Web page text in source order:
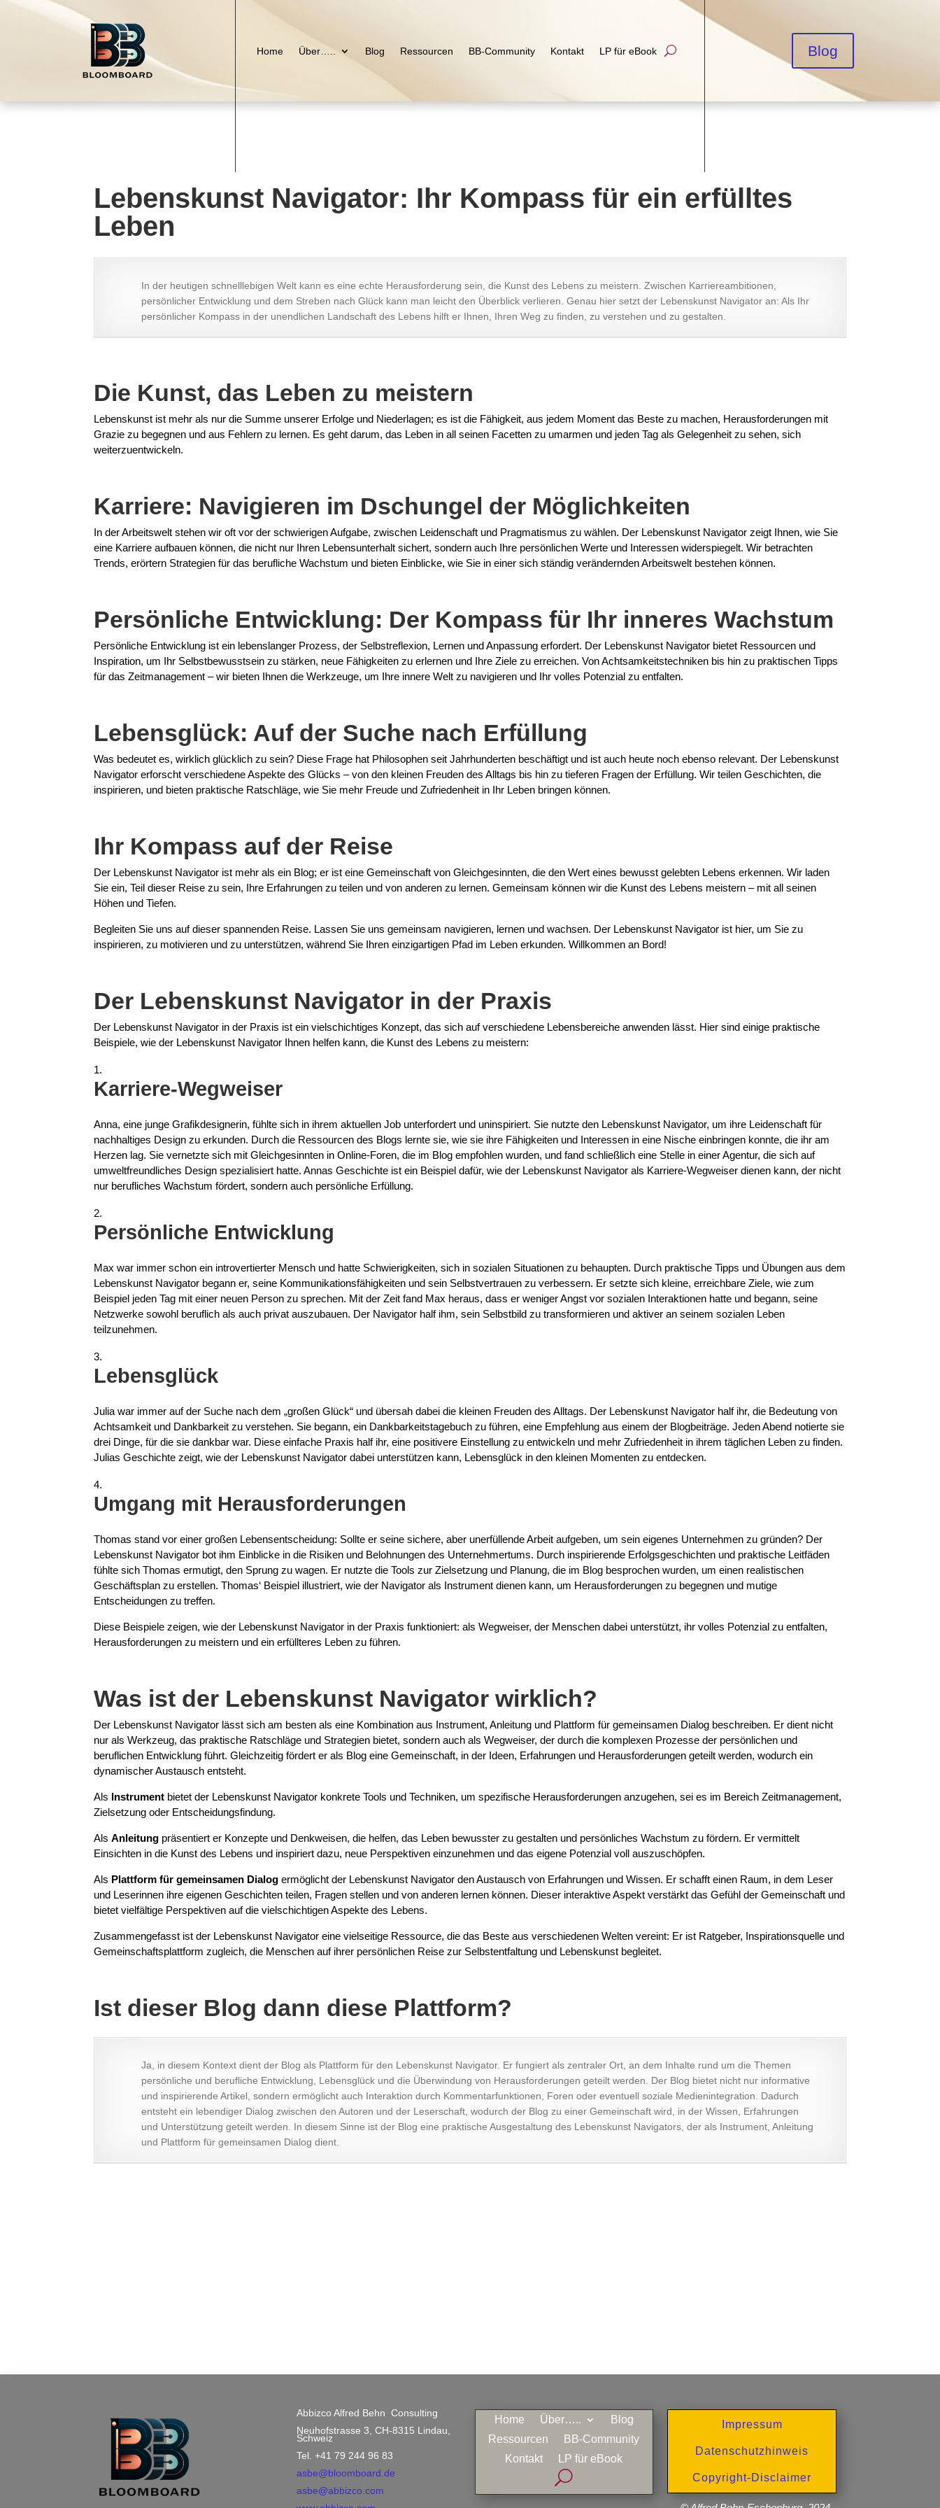
Home Über….. Blog Ressourcen BB-Community Kontakt LP für eBook Blog
Lebenskunst Navigator: Ihr Kompass für ein erfülltes
Leben
In der heutigen schnelllebigen Welt kann es eine echte Herausforderung sein, die Kunst des Lebens zu meistern. Zwischen Karriereambitionen,
persönlicher Entwicklung und dem Streben nach Glück kann man leicht den Überblick verlieren. Genau hier setzt der Lebenskunst Navigator an: Als Ihr
persönlicher Kompass in der unendlichen Landschaft des Lebens hilft er Ihnen, Ihren Weg zu finden, zu verstehen und zu gestalten.
Die Kunst, das Leben zu meistern
Lebenskunst ist mehr als nur die Summe unserer Erfolge und Niederlagen; es ist die Fähigkeit, aus jedem Moment das Beste zu machen, Herausforderungen mit
Grazie zu begegnen und aus Fehlern zu lernen. Es geht darum, das Leben in all seinen Facetten zu umarmen und jeden Tag als Gelegenheit zu sehen, sich
weiterzuentwickeln.
Karriere: Navigieren im Dschungel der Möglichkeiten
In der Arbeitswelt stehen wir oft vor der schwierigen Aufgabe, zwischen Leidenschaft und Pragmatismus zu wählen. Der Lebenskunst Navigator zeigt Ihnen, wie Sie
eine Karriere aufbauen können, die nicht nur Ihren Lebensunterhalt sichert, sondern auch Ihre persönlichen Werte und Interessen widerspiegelt. Wir betrachten
Trends, erörtern Strategien für das berufliche Wachstum und bieten Einblicke, wie Sie in einer sich ständig verändernden Arbeitswelt bestehen können.
Persönliche Entwicklung: Der Kompass für Ihr inneres Wachstum
Persönliche Entwicklung ist ein lebenslanger Prozess, der Selbstreflexion, Lernen und Anpassung erfordert. Der Lebenskunst Navigator bietet Ressourcen und
Inspiration, um Ihr Selbstbewusstsein zu stärken, neue Fähigkeiten zu erlernen und Ihre Ziele zu erreichen. Von Achtsamkeitstechniken bis hin zu praktischen Tipps
für das Zeitmanagement – wir bieten Ihnen die Werkzeuge, um Ihre innere Welt zu navigieren und Ihr volles Potenzial zu entfalten.
Lebensglück: Auf der Suche nach Erfüllung
Was bedeutet es, wirklich glücklich zu sein? Diese Frage hat Philosophen seit Jahrhunderten beschäftigt und ist auch heute noch ebenso relevant. Der Lebenskunst
Navigator erforscht verschiedene Aspekte des Glücks – von den kleinen Freuden des Alltags bis hin zu tieferen Fragen der Erfüllung. Wir teilen Geschichten, die
inspirieren, und bieten praktische Ratschläge, wie Sie mehr Freude und Zufriedenheit in Ihr Leben bringen können.
Ihr Kompass auf der Reise
Der Lebenskunst Navigator ist mehr als ein Blog; er ist eine Gemeinschaft von Gleichgesinnten, die den Wert eines bewusst gelebten Lebens erkennen. Wir laden
Sie ein, Teil dieser Reise zu sein, Ihre Erfahrungen zu teilen und von anderen zu lernen. Gemeinsam können wir die Kunst des Lebens meistern – mit all seinen
Höhen und Tiefen.
Begleiten Sie uns auf dieser spannenden Reise. Lassen Sie uns gemeinsam navigieren, lernen und wachsen. Der Lebenskunst Navigator ist hier, um Sie zu
inspirieren, zu motivieren und zu unterstützen, während Sie Ihren einzigartigen Pfad im Leben erkunden. Willkommen an Bord!
Der Lebenskunst Navigator in der Praxis
Der Lebenskunst Navigator in der Praxis ist ein vielschichtiges Konzept, das sich auf verschiedene Lebensbereiche anwenden lässt. Hier sind einige praktische
Beispiele, wie der Lebenskunst Navigator Ihnen helfen kann, die Kunst des Lebens zu meistern:
Karriere-Wegweiser
Anna, eine junge Grafikdesignerin, fühlte sich in ihrem aktuellen Job unterfordert und uninspiriert. Sie nutzte den Lebenskunst Navigator, um ihre Leidenschaft für
nachhaltiges Design zu erkunden. Durch die Ressourcen des Blogs lernte sie, wie sie ihre Fähigkeiten und Interessen in eine Nische einbringen konnte, die ihr am
Herzen lag. Sie vernetzte sich mit Gleichgesinnten in Online-Foren, die im Blog empfohlen wurden, und fand schließlich eine Stelle in einer Agentur, die sich auf
umweltfreundliches Design spezialisiert hatte. Annas Geschichte ist ein Beispiel dafür, wie der Lebenskunst Navigator als Karriere-Wegweiser dienen kann, der nicht
nur berufliches Wachstum fördert, sondern auch persönliche Erfüllung.
Persönliche Entwicklung
Max war immer schon ein introvertierter Mensch und hatte Schwierigkeiten, sich in sozialen Situationen zu behaupten. Durch praktische Tipps und Übungen aus dem
Lebenskunst Navigator begann er, seine Kommunikationsfähigkeiten und sein Selbstvertrauen zu verbessern. Er setzte sich kleine, erreichbare Ziele, wie zum
Beispiel jeden Tag mit einer neuen Person zu sprechen. Mit der Zeit fand Max heraus, dass er weniger Angst vor sozialen Interaktionen hatte und begann, seine
Netzwerke sowohl beruflich als auch privat auszubauen. Der Navigator half ihm, sein Selbstbild zu transformieren und aktiver an seinem sozialen Leben
teilzunehmen.
Lebensglück
Julia war immer auf der Suche nach dem „großen Glück“ und übersah dabei die kleinen Freuden des Alltags. Der Lebenskunst Navigator half ihr, die Bedeutung von
Achtsamkeit und Dankbarkeit zu verstehen. Sie begann, ein Dankbarkeitstagebuch zu führen, eine Empfehlung aus einem der Blogbeiträge. Jeden Abend notierte sie
drei Dinge, für die sie dankbar war. Diese einfache Praxis half ihr, eine positivere Einstellung zu entwickeln und mehr Zufriedenheit in ihrem täglichen Leben zu finden.
Julias Geschichte zeigt, wie der Lebenskunst Navigator dabei unterstützen kann, Lebensglück in den kleinen Momenten zu entdecken.
Umgang mit Herausforderungen
Thomas stand vor einer großen Lebensentscheidung: Sollte er seine sichere, aber unerfüllende Arbeit aufgeben, um sein eigenes Unternehmen zu gründen? Der
Lebenskunst Navigator bot ihm Einblicke in die Risiken und Belohnungen des Unternehmertums. Durch inspirierende Erfolgsgeschichten und praktische Leitfäden
fühlte sich Thomas ermutigt, den Sprung zu wagen. Er nutzte die Tools zur Zielsetzung und Planung, die im Blog besprochen wurden, um einen realistischen
Geschäftsplan zu erstellen. Thomas‘ Beispiel illustriert, wie der Navigator als Instrument dienen kann, um Herausforderungen zu begegnen und mutige
Entscheidungen zu treffen.
Diese Beispiele zeigen, wie der Lebenskunst Navigator in der Praxis funktioniert: als Wegweiser, der Menschen dabei unterstützt, ihr volles Potenzial zu entfalten,
Herausforderungen zu meistern und ein erfüllteres Leben zu führen.
Was ist der Lebenskunst Navigator wirklich?
Der Lebenskunst Navigator lässt sich am besten als eine Kombination aus Instrument, Anleitung und Plattform für gemeinsamen Dialog beschreiben. Er dient nicht
nur als Werkzeug, das praktische Ratschläge und Strategien bietet, sondern auch als Wegweiser, der durch die komplexen Prozesse der persönlichen und
beruflichen Entwicklung führt. Gleichzeitig fördert er als Blog eine Gemeinschaft, in der Ideen, Erfahrungen und Herausforderungen geteilt werden, wodurch ein
dynamischer Austausch entsteht.
Als Instrument bietet der Lebenskunst Navigator konkrete Tools und Techniken, um spezifische Herausforderungen anzugehen, sei es im Bereich Zeitmanagement,
Zielsetzung oder Entscheidungsfindung.
AlsAnleitung präsentiert er Konzepte und Denkweisen, die helfen, das Leben bewusster zu gestalten und persönliches Wachstum zu fördern. Er vermittelt
Einsichten in die Kunst des Lebens und inspiriert dazu, neue Perspektiven einzunehmen und das eigene Potenzial voll auszuschöpfen.
Als Plattform für gemeinsamen Dialog ermöglicht der Lebenskunst Navigator den Austausch von Erfahrungen und Wissen. Er schafft einen Raum, in dem Leser
und Leserinnen ihre eigenen Geschichten teilen, Fragen stellen und von anderen lernen können. Dieser interaktive Aspekt verstärkt das Gefühl der Gemeinschaft und
bietet vielfältige Perspektiven auf die vielschichtigen Aspekte des Lebens.
Zusammengefasst ist der Lebenskunst Navigator eine vielseitige Ressource, die das Beste aus verschiedenen Welten vereint: Er ist Ratgeber, Inspirationsquelle und
Gemeinschaftsplattform zugleich, die Menschen auf ihrer persönlichen Reise zur Selbstentfaltung und Lebenskunst begleitet.
Ist dieser Blog dann diese Plattform?
Ja, in diesem Kontext dient der Blog als Plattform für den Lebenskunst Navigator. Er fungiert als zentraler Ort, an dem Inhalte rund um die Themen
persönliche und berufliche Entwicklung, Lebensglück und die Überwindung von Herausforderungen geteilt werden. Der Blog bietet nicht nur informative
und inspirierende Artikel, sondern ermöglicht auch Interaktion durch Kommentarfunktionen, Foren oder eventuell soziale Medienintegration. Dadurch
entsteht ein lebendiger Dialog zwischen den Autoren und der Leserschaft, wodurch der Blog zu einer Gemeinschaft wird, in der Wissen, Erfahrungen
und Unterstützung geteilt werden. In diesem Sinne ist der Blog eine praktische Ausgestaltung des Lebenskunst Navigators, der als Instrument, Anleitung
und Plattform für gemeinsamen Dialog dient.
Abbizco Alfred Behn Consulting
Neuhofstrasse 3, CH-8315 Lindau,
Schweiz
Tel. +41 79 244 96 83
asbe@bloomboard.de
asbe@abbizco.com
Home Über…..
Blog
Ressourcen
BB-Community
Kontakt
LP für eBook
Impressum
Datenschutzhinweis
Copyright-Disclaimer